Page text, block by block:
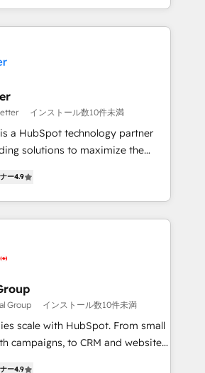
model - delivering the right
the right time so operations
across EMEA, APAC and NAM,
CRM programmes and
to AI-powered automation,
it is proof of trust built through
インストール数10件未満
a HubSpot technology partner
solutions to maximize the
& facilitator, MakeWebBetter,
of HubSpot expertise &
Trust us to
10+ years of HubSpot experience
🌟5 HubSpot Accreditations 🌟
Challenge 2021 🌟INBOUND’19
full
HubSpot CRM. ✔️A team of
ー4.9
Group インストール数10件未満
scale with HubSpot. From small
campaigns, to CRM and websites.
ー4.9